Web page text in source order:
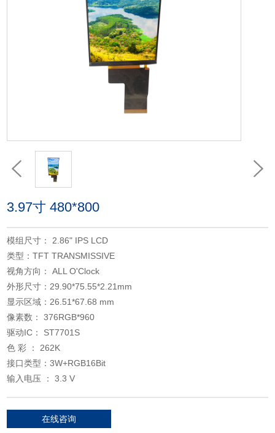
3.97寸 480*800
模组尺寸： 2.86" IPS LCD
类型：TFT TRANSMISSIVE
视角方向： ALL O'Clock
外形尺寸：29.90*75.55*2.21mm
显示区域：26.51*67.68 mm
像素数： 376RGB*960
驱动IC： ST7701S
色 彩 ： 262K
接口类型：3W+RGB16Bit
输入电压 ： 3.3 V
在线咨询